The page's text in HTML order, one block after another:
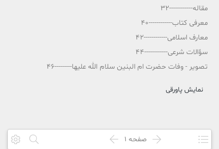
مقاله------------32
معرفی کتاب------------40
معارف اسلامی------------42
سؤالات شرعی------------44
تصویر - وفات حضرت ام البنین سلام الله علیها---------46
نمایش پاورقی
صفحه 1